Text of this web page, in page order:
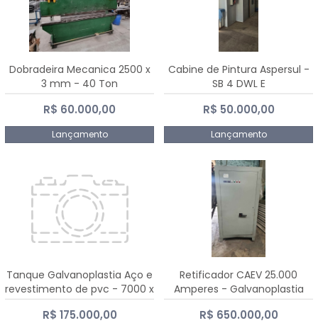
Dobradeira Mecanica 2500 x
3 mm - 40 Ton
R$ 60.000,00
Lançamento
Cabine de Pintura Aspersul -
SB 4 DWL E
R$ 50.000,00
Lançamento
Tanque Galvanoplastia Aço e
revestimento de pvc - 7000 x
2200 mm
R$ 175.000,00
Retificador CAEV 25.000
Amperes - Galvanoplastia
R$ 650.000,00